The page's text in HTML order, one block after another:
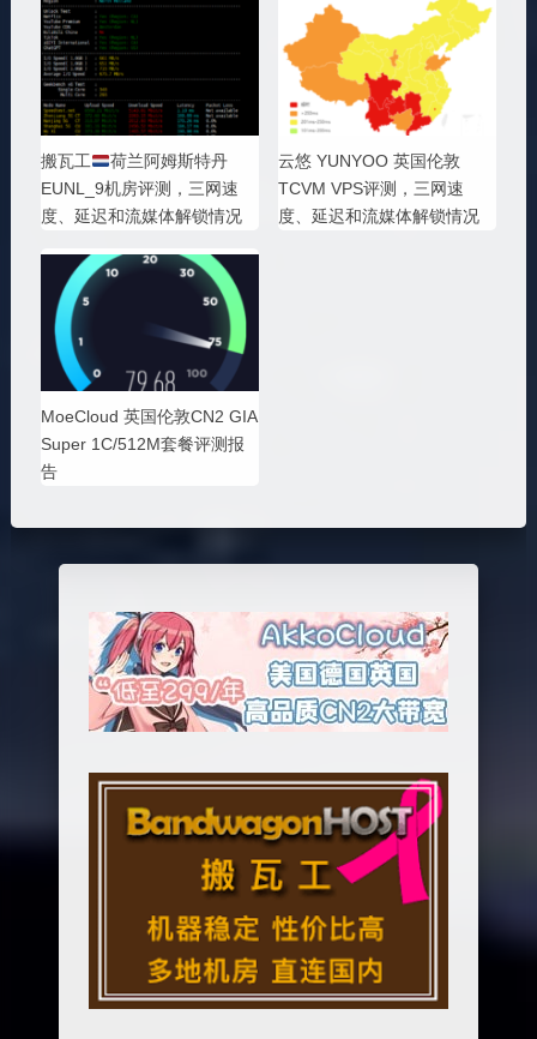
搬瓦工
荷兰阿姆斯特丹
EUNL_9机房评测，三网速
度、延迟和流媒体解锁情况
云悠 YUNYOO 英国伦敦
TCVM VPS评测，三网速
度、延迟和流媒体解锁情况
MoeCloud 英国伦敦CN2 GIA
Super 1C/512M套餐评测报
告